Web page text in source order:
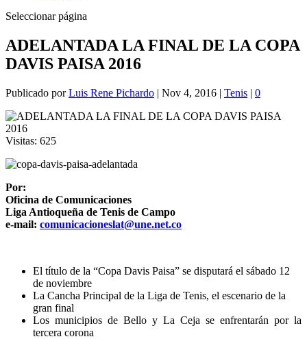
Seleccionar página
ADELANTADA LA FINAL DE LA COPA
DAVIS PAISA 2016
Publicado porLuis Rene Pichardo | Nov 4, 2016 | Tenis | 0
Visitas: 625
Por:
Oficina de Comunicaciones
Liga Antioqueña de Tenis de Campo
e-mail: comunicacioneslat@une.net.co
El título de la “Copa Davis Paisa” se disputará el sábado 12
de noviembre
La Cancha Principal de la Liga de Tenis, el escenario de la
gran final
Los municipios de Bello y La Ceja se enfrentarán por la
tercera corona